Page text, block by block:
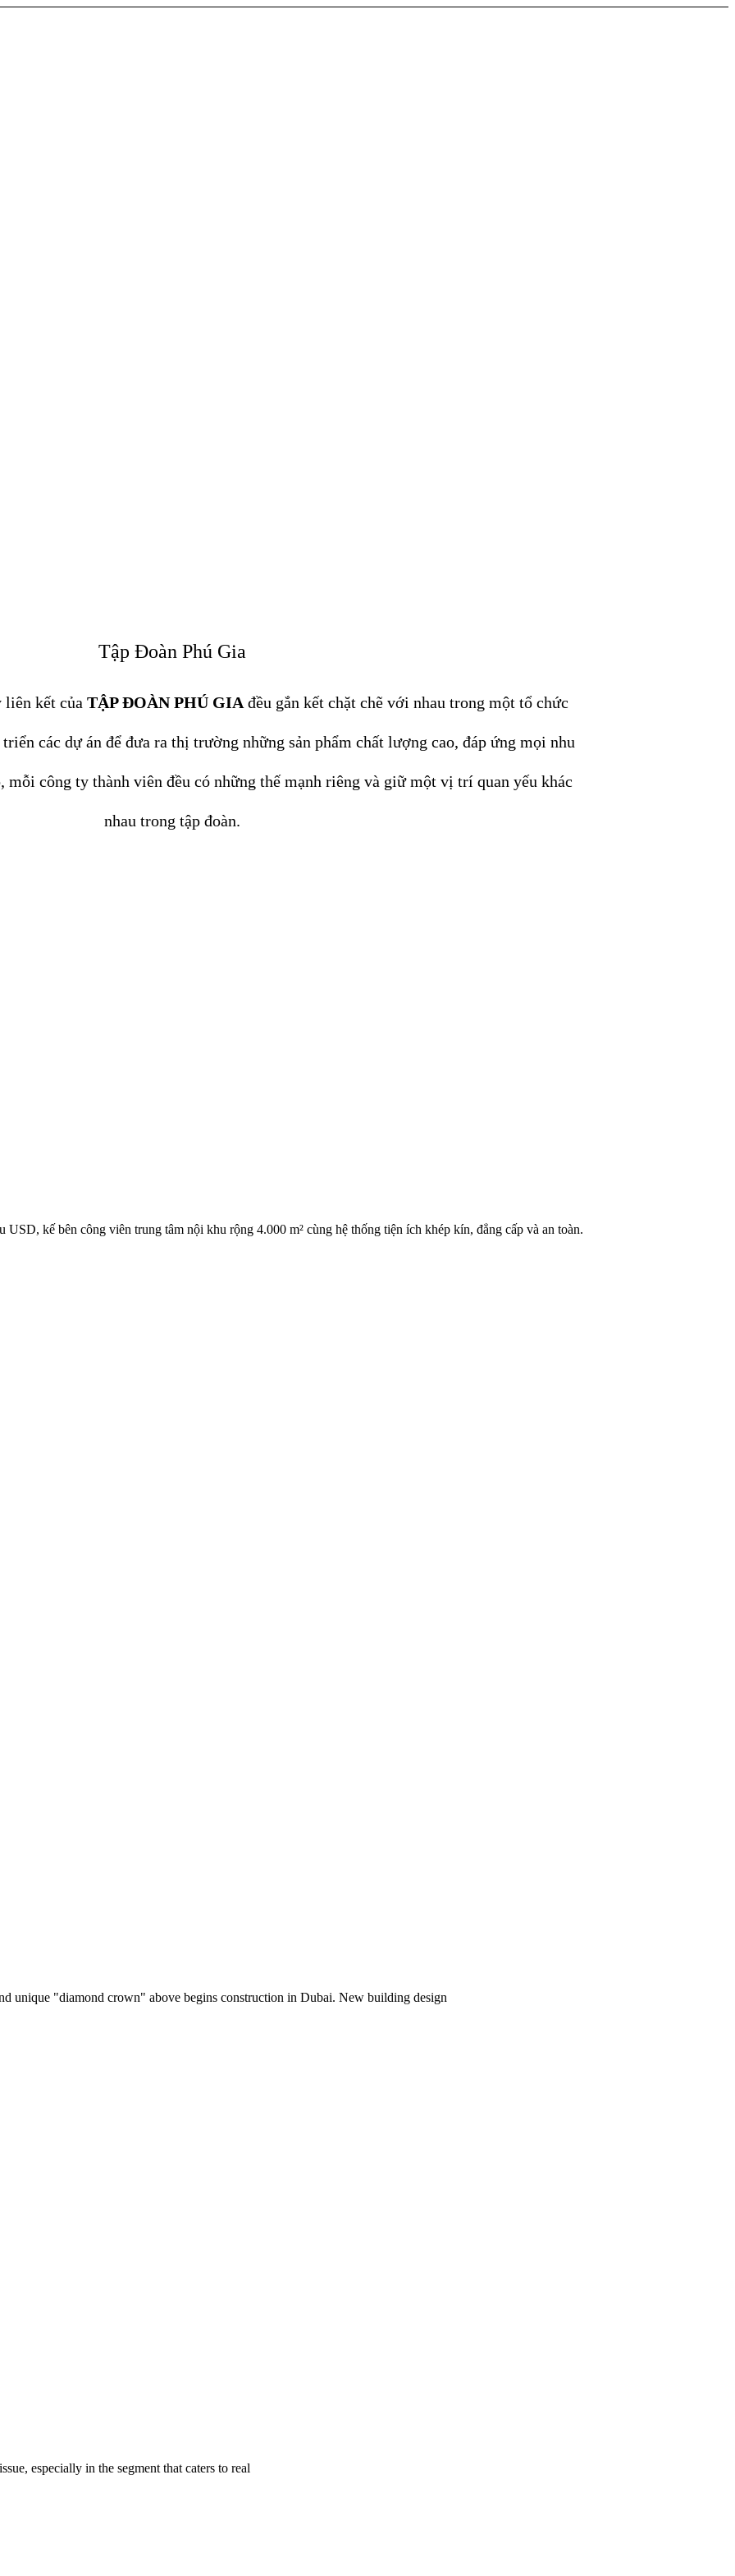
Tập Đoàn Phú Gia
liên kết của TẬP ĐOÀN PHÚ GIA đều gắn kết chặt chẽ với nhau trong một tổ chức
các dự án để đưa ra thị trường những sản phẩm chất lượng cao, đáp ứng mọi nhu
mỗi công ty thành viên đều có những thế mạnh riêng và giữ một vị trí quan yếu khác
nhau trong tập đoàn.
USD, kế bên công viên trung tâm nội khu rộng 4.000 m² cùng hệ thống tiện ích khép kín, đẳng cấp và an toàn.
unique "diamond crown" above begins construction in Dubai. New building design
especially in the segment that caters to real